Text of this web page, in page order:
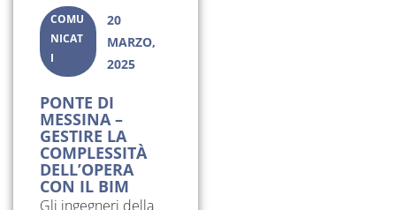
COMU
NICAT
I
20
MARZO,
2025
PONTE DI
MESSINA –
GESTIRE LA
COMPLESSITÀ
DELL’OPERA
CON IL BIM
Gli ingegneri della